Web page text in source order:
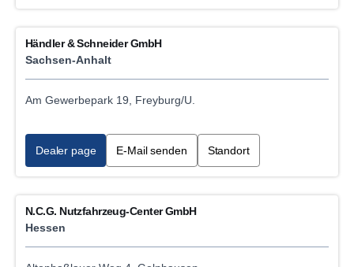
Händler & Schneider GmbH
Sachsen-Anhalt
Am Gewerbepark 19, Freyburg/U.
Dealer page E-Mail senden Standort
N.C.G. Nutzfahrzeug-Center GmbH
Hessen